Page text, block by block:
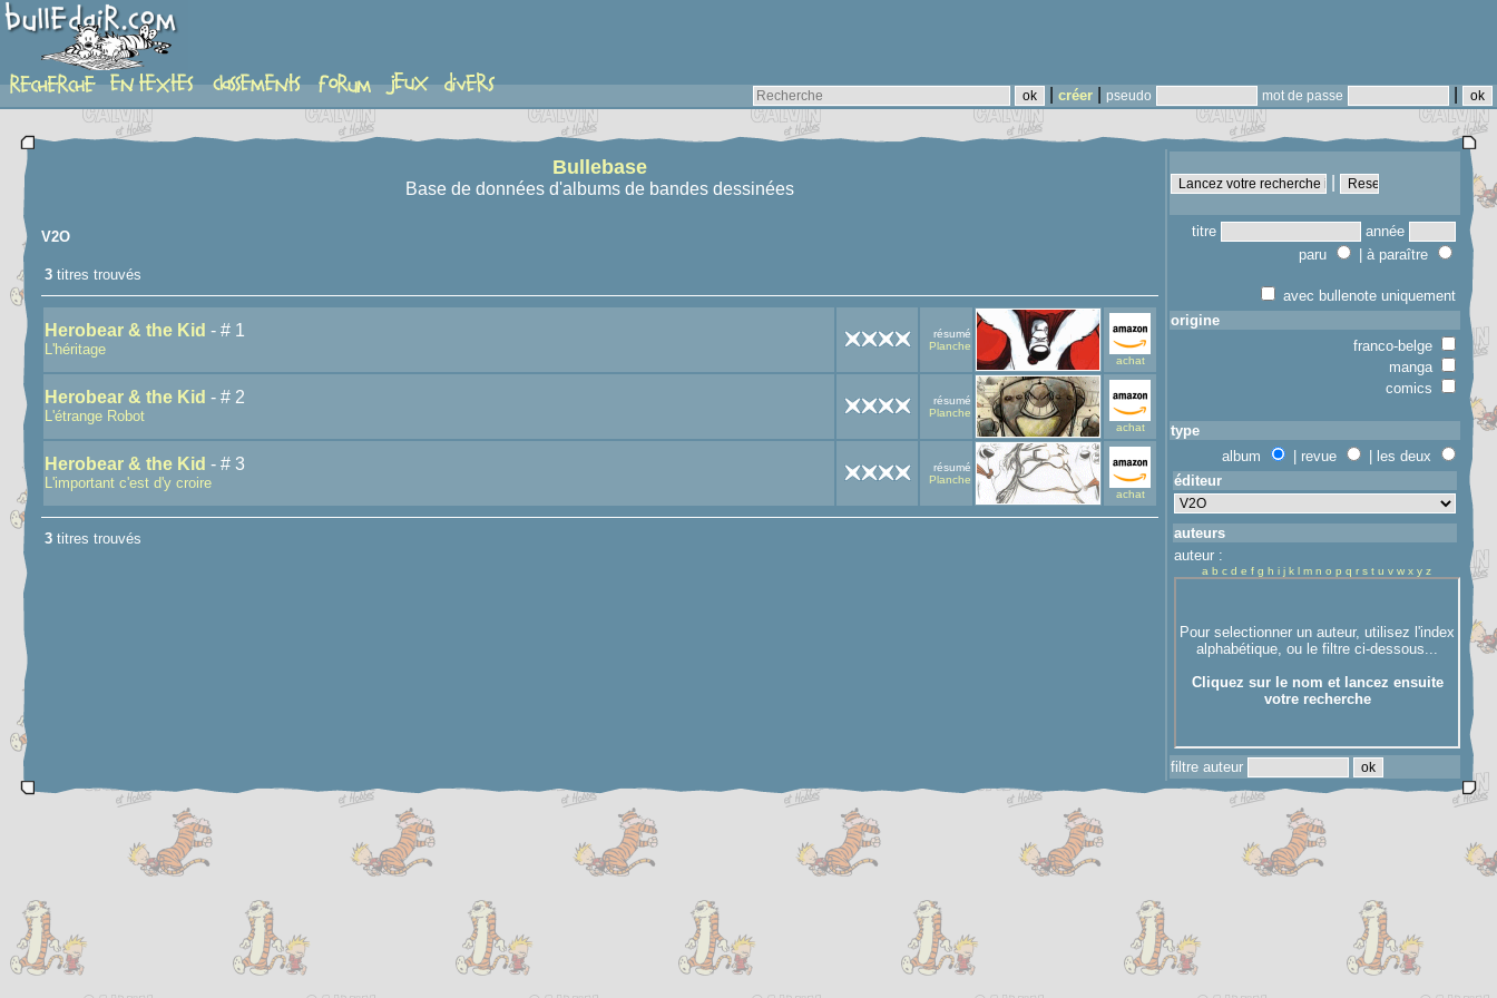
créer pseudo mot de passe
recherche
Bullebase
Base de données d'albums de bandes dessinées
V2O
3 titres trouvés
Herobear & the Kid - # 1
L'héritage
résumé
Planche
achat
Herobear & the Kid - # 2
L'étrange Robot
résumé
Planche
achat
Herobear & the Kid - # 3
L'important c'est d'y croire
résumé
Planche
achat
3 titres trouvés
titre
année
paru
| à paraître
avec bullenote uniquement
origine
franco-belge
manga
comics
type
album
| revue
| les deux
éditeur
auteurs
auteur :
a b c d e f g h i j k l m n o p q r s t u v w x y z
filtre auteur